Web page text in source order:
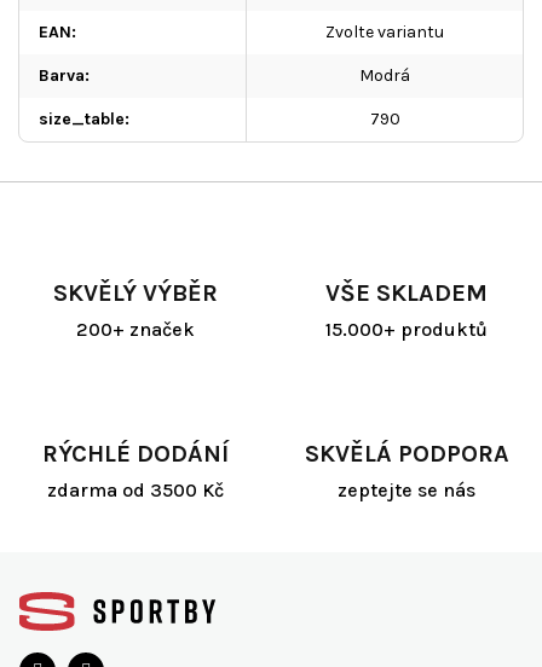
SKVĚLÝ VÝBĚR
200+ značek
VŠE SKLADEM
15.000+ produktů
RÝCHLÉ DODÁNÍ
zdarma od 3500 Kč
SKVĚLÁ PODPORA
zeptejte se nás
EAN: Zvolte variantu
Barva: Modrá
size_table: 790